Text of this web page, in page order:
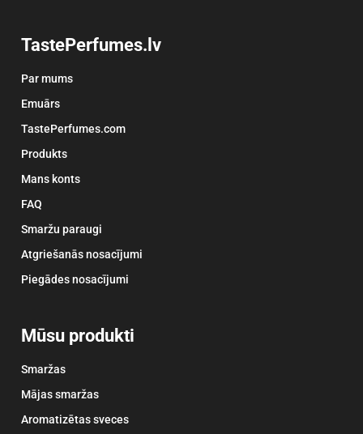
TastePerfumes.lv
Par mums
Emuārs
TastePerfumes.com
Produkts
Mans konts
FAQ
Smaržu paraugi
Atgriešanās nosacījumi
Piegādes nosacījumi
Mūsu produkti
Smaržas
Mājas smaržas
Aromatizētas sveces